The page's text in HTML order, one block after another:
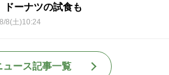
ーナツの試食も
8(土)10:24
ュース記事一覧